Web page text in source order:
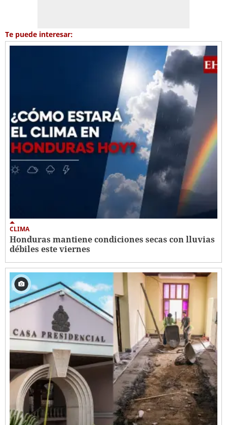
Te puede interesar:
CLIMA
Honduras mantiene condiciones secas con lluvias
débiles este viernes